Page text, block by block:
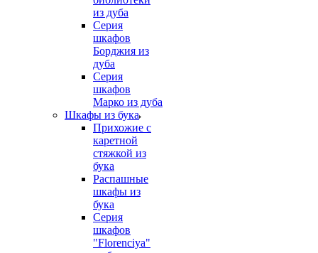
из дуба
Серия
шкафов
Борджия из
дуба
Серия
шкафов
Марко из дуба
Шкафы из бука
Прихожие с
каретной
стяжкой из
бука
Распашные
шкафы из
бука
Серия
шкафов
"Florenciya"